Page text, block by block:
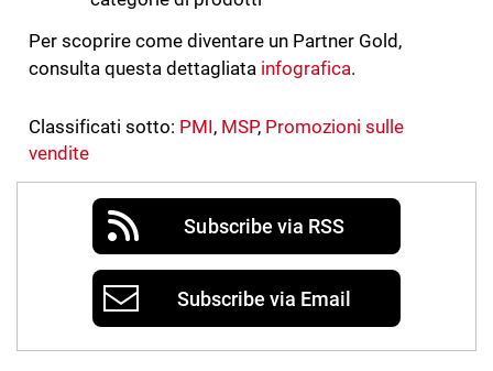
Per scoprire come diventare un Partner Gold,
consulta questa dettagliata infografica.
Classificati sotto: PMI, MSP, Promozioni sulle
vendite
Subscribe via RSS
Subscribe via Email